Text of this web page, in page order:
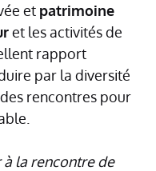
et patrimoine
et les activités de
rapport
par la diversité
rencontres pour
à la rencontre de